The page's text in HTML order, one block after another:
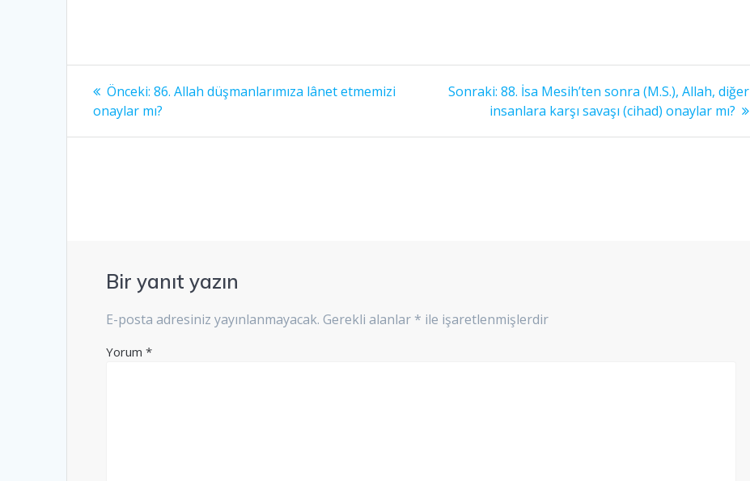
Yazı
gezinmesi
Önceki: Önceki
yazı:
86. Allah düşmanlarımıza lânet etmemizi
onaylar mı?
Sonraki: Sonraki
yazı:
88. İsa Mesih’ten sonra (M.S.), Allah, diğer
insanlara karşı savaşı (cihad) onaylar mı?
Bir yanıt yazın
E-posta adresiniz yayınlanmayacak. Gerekli alanlar * ile işaretlenmişlerdir
Yorum*